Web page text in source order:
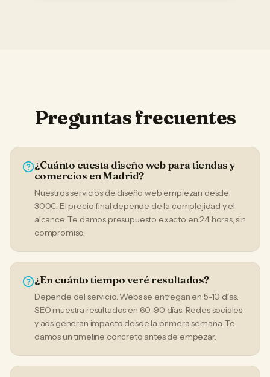
Preguntas frecuentes
¿Cuánto cuesta diseño web para tiendas y
comercios en Madrid?
Nuestros servicios de diseño web empiezan desde
300€. El precio final depende de la complejidad y el
alcance. Te damos presupuesto exacto en 24 horas, sin
compromiso.
¿En cuánto tiempo veré resultados?
Depende del servicio. Webs se entregan en 5-10 días.
SEO muestra resultados en 60-90 días. Redes sociales
y ads generan impacto desde la primera semana. Te
damos un timeline concreto antes de empezar.